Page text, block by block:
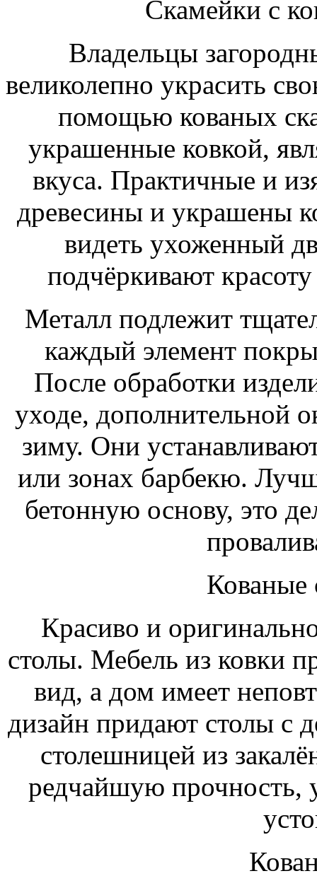
Скамейки с
Владельцы
великолепно украсить
помощью кованых
украшенные ковкой,
вкуса. Практичные и
древесины и украшены
видеть ухоженный
подчёркивают
Металл подлежит
каждый элемент
После обработки
уходе, дополнительной
зиму. Они
или зонах барбекю.
бетонную основу, это
Кованые
Красиво и
столы. Мебель из ковки
вид, а дом имеет
дизайн придают столы с
столешницей из
редчайшую прочность,